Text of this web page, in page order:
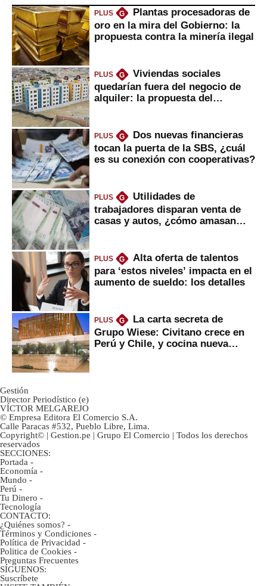
PLUS G
Plantas procesadoras de
oro en la mira del Gobierno: la
propuesta contra la minería ilegal
PLUS G
Viviendas sociales
quedarían fuera del negocio de
alquiler: la propuesta del
PLUS G
Dos nuevas financieras
tocan la puerta de la SBS, ¿cuál
es su conexión con cooperativas?
PLUS G
Utilidades de
trabajadores disparan venta de
casas y autos, ¿cómo amasan
PLUS G
Alta oferta de talentos
para ‘estos niveles’ impacta en el
aumento de sueldo: los detalles
PLUS G
La carta secreta de
Grupo Wiese: Civitano crece en
Perú y Chile, y cocina nueva
Gestión
Director Periodístico (e)
VÍCTOR MELGAREJO
© Empresa Editora El Comercio S.A.
Calle Paracas #532, Pueblo Libre, Lima.
Copyright© | Gestion.pe | Grupo El Comercio | Todos los derechos
reservados
SECCIONES:
Portada -
Economía -
Mundo -
Perú -
Tu Dinero -
Tecnología
CONTACTO:
¿Quiénes somos? -
Términos y Condiciones -
Política de Privacidad -
Politica de Cookies -
Preguntas Frecuentes
SÍGUENOS:
Suscríbete